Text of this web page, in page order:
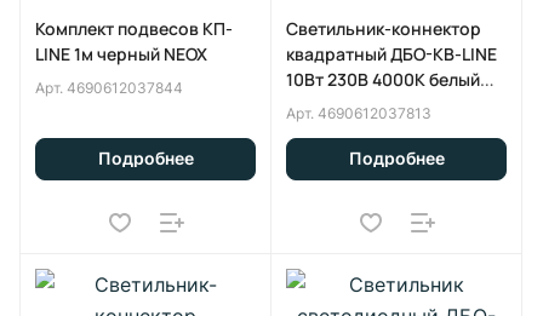
Комплект подвесов КП-
LINE 1м черный NEOX
Арт. 4690612037844
Подробнее
Светильник-коннектор
квадратный ДБО-КВ-LINE
10Вт 230В 4000К белый
NEOX
Арт. 4690612037813
Подробнее